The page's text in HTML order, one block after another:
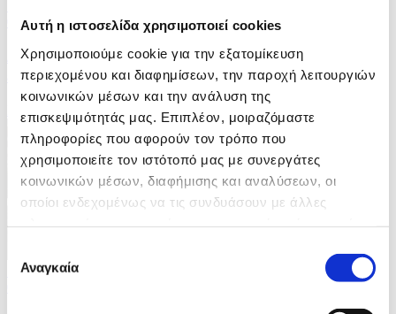
Αυτή η ιστοσελίδα χρησιμοποιεί cookies
Χρησιμοποιούμε cookie για την εξατομίκευση
περιεχομένου και διαφημίσεων, την παροχή λειτουργιών
κοινωνικών μέσων και την ανάλυση της
επισκεψιμότητάς μας. Επιπλέον, μοιραζόμαστε
πληροφορίες που αφορούν τον τρόπο που
χρησιμοποιείτε τον ιστότοπό μας με συνεργάτες
κοινωνικών μέσων, διαφήμισης και αναλύσεων, οι
οποίοι ενδεχομένως να τις συνδυάσουν με άλλες
των υπηρεσιών τους.
συγκατάθεσης
Αναγκαία
07/08/2026 15:34
Διαμαρτυρίες στην Αργεντινή για ν/σ που αφορά τις
εξώσεις
ID: 10707033
7 Φωτογραφίες